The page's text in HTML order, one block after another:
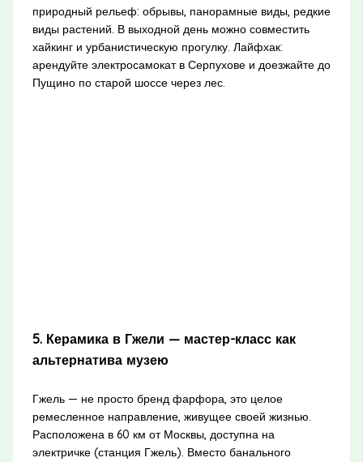
природный рельеф: обрывы, панорамные виды, редкие
виды растений. В выходной день можно совместить
хайкинг и урбанистическую прогулку. Лайфхак:
арендуйте электросамокат в Серпухове и доезжайте до
Пущино по старой шоссе через лес.
5. Керамика в Гжели — мастер-класс как
альтернатива музею
Гжель — не просто бренд фарфора, это целое
ремесленное направление, живущее своей жизнью.
Расположена в 60 км от Москвы, доступна на
электричке (станция Гжель). Вместо банального